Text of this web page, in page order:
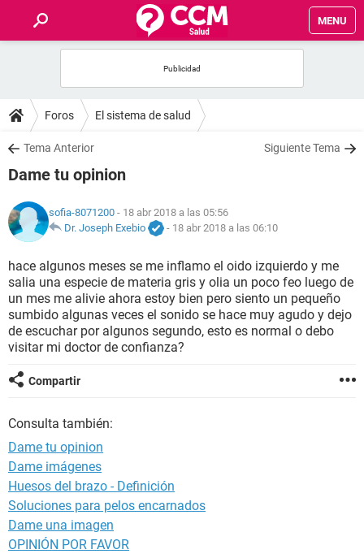
MENU
FOROS
SALUD
NUTRICIÓN
BIENESTAR
SEXUALIDAD
GLOSARIO
Foros El sistema de salud
Tema Anterior Siguiente Tema
Dame tu opinion
sofia-8071200 - 18 abr 2018 a las 05:56
Dr. Joseph Exebio
- 18 abr 2018 a las 06:10
hace algunos meses se me inflamo el oido izquierdo y me
salia una especie de materia gris y olia un poco feo luego de
un mes me alivie ahora estoy bien pero siento un pequeño
sumbido algunas veces el sonido se hace muy agudo y dejo
de escuchar por algunos segundo, esto es normal o debo
visitar mi doctor de confianza?
Compartir
Consulta también:
Dame tu opinion
Dame imágenes
Huesos del brazo - Definición
Soluciones para pelos encarnados
Dame una imagen
OPINIÓN POR FAVOR